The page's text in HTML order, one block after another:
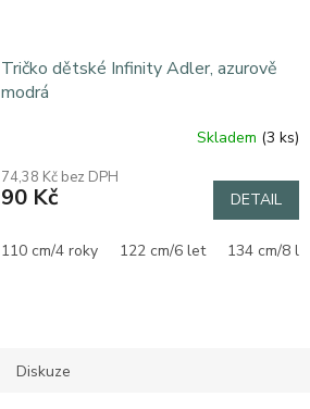
Tričko dětské Infinity Adler, azurově
modrá
Skladem (3 ks)
74,38 Kč bez DPH
90 Kč DETAIL
110 cm/4 roky 122 cm/6 let 134 cm/8 let
Diskuze